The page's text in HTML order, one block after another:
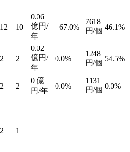
12 10
0.06
億円/
年
+67.0%
7618
円/個 46.1%
2 2
0.02
億円/
年
0.0%
1248
円/個
54.5%
2 2
0 億
円/年
0.0%
1131
円/個 0.0%
2 1